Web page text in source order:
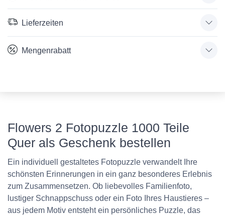
Lieferzeiten
Mengenrabatt
Flowers 2 Fotopuzzle 1000 Teile
Quer als Geschenk bestellen
Ein individuell gestaltetes Fotopuzzle verwandelt Ihre
schönsten Erinnerungen in ein ganz besonderes Erlebnis
zum Zusammensetzen. Ob liebevolles Familienfoto,
lustiger Schnappschuss oder ein Foto Ihres Haustieres –
aus jedem Motiv entsteht ein persönliches Puzzle, das